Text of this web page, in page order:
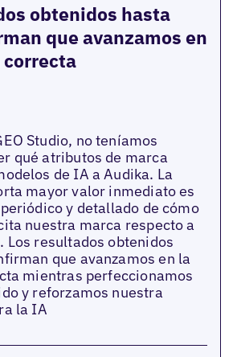
obtenidos hasta
que avanzamos en
Studio, no teníamos
qué atributos de marca
de IA a Audika. La
mayor valor inmediato es
y detallado de cómo
nuestra marca respecto a
Los resultados obtenidos
que avanzamos en la
mientras perfeccionamos
y reforzamos nuestra
la IA